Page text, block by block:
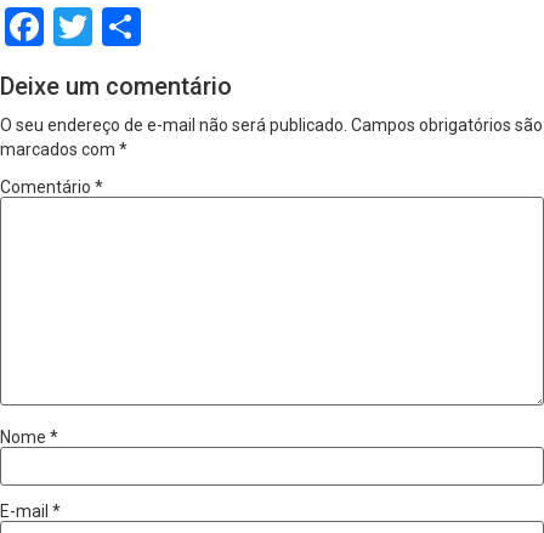
Facebook
Twitter
Deixe um comentário
O seu endereço de e-mail não será publicado. Campos obrigatórios são
marcados com *
Comentário *
Nome *
E-mail *